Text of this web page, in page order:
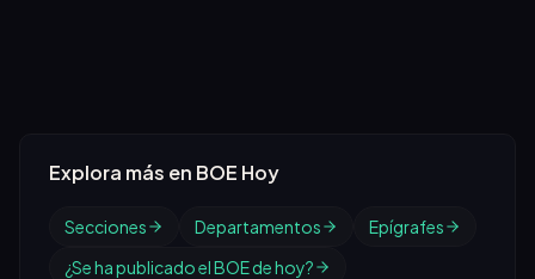
Explora más en BOE Hoy
Secciones Departamentos
Epígrafes
¿Se ha publicado el BOE de hoy?